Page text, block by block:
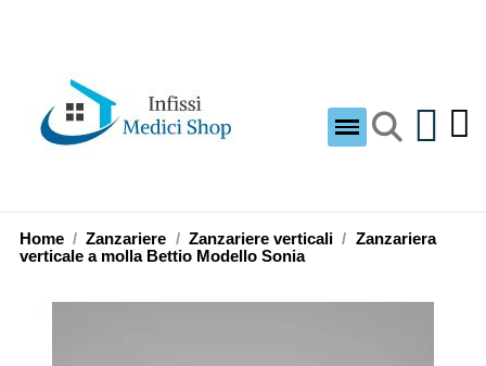
Home Zanzariere Zanzariere verticali
Zanzariera
verticale a molla Bettio Modello Sonia